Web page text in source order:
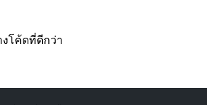
งโค้ดที่ดีกว่า